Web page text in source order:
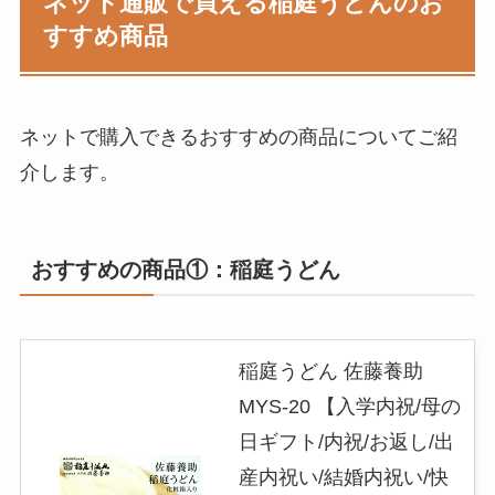
すすめ商品
ネットで購入できるおすすめの商品についてご紹
介します。
おすすめの商品①：稲庭うどん
稲庭うどん 佐藤養助
MYS-20 【入学内祝/母の
日ギフト/内祝/お返し/出
産内祝い/結婚内祝い/快